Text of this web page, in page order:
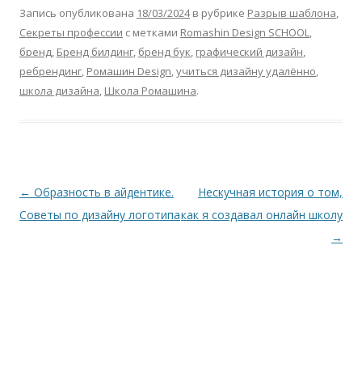
Запись опубликована 18/03/2024в рубрике Разрыв шаблона
Секреты профессии с метками Romashin Design SCHOOL
бренд Бренд билдинг бренд бук графический дизайн
ребрендинг Ромашин Design учиться дизайну удалённо
школа дизайна Школа Ромашина.
Навигация
по
← Образность в айдентике.
Советы по дизайну логотипа
Нескучная история о том,
как я создавал онлайн школу
→